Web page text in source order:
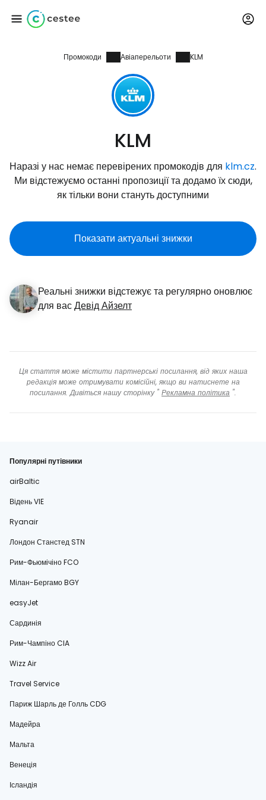
Промокоди Авіаперельоти KLM
KLM
Наразі у нас немає перевірених промокодів для klm.cz.
Ми відстежуємо останні пропозиції та додамо їх сюди,
як тільки вони стануть доступними
Показати актуальні знижки
Реальні знижки відстежує та регулярно оновлює
для васДевід Айзелт
Ця стаття може містити партнерські посилання, від яких наша
редакція може отримувати комісійні, якщо ви натиснете на
посилання. Дивіться нашу сторінку " Рекламна політика ".
Популярні путівники
airBaltic
Відень VIE
Ryanair
Лондон Станстед STN
Рим-Фьюмічіно FCO
Мілан-Бергамо BGY
easyJet
Сардинія
Рим-Чампіно CIA
Wizz Air
Travel Service
Париж Шарль де Голль CDG
Мадейра
Мальта
Венеція
Ісландія
Увійдіть до Cestee
... світова туристична спільнота
Продовжуйте з Google
Продовжуйте у Facebook